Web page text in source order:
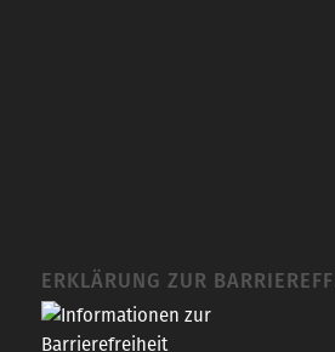
ERKLÄRUNG ZUR